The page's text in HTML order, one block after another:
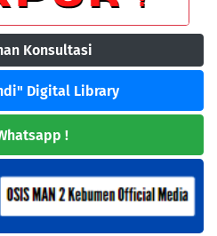
Konsultasi
Digital Library
!